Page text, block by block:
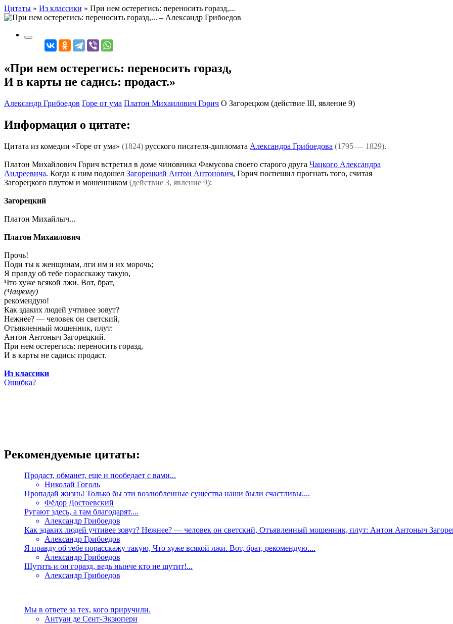
Цитаты » Из классики » При нем остерегись: переносить горазд,...
«При нем остерегись: переносить горазд,
И в карты не садись: продаст.»
Александр Грибоедов Горе от ума Платон Михаилович Горич О Загорецком (действие III, явление 9)
Информация о цитате:
Цитата из комедии «Горе от ума» (1824) русского писателя-дипломата Александра Грибоедова (1795 — 1829).
Платон Михайлович Горич встретил в доме чиновника Фамусова своего старого друга Чацкого Александра
Андреевича. Когда к ним подошел Загорецкий Антон Антонович, Горич поспешил прогнать того, считая
Загорецкого плутом и мошенником (действие 3, явление 9):
Загорецкий
Платон Михайлыч...
Платон Михаилович
Прочь!
Поди ты к женщинам, лги им и их морочь;
Я правду об тебе порасскажу такую,
Что хуже всякой лжи. Вот, брат,
(Чацкому)
рекомендую!
Как эдаких людей учтивее зовут?
Нежнее? — человек он светский,
Отъявленный мошенник, плут:
Антон Антоныч Загорецкий.
При нем остерегись: переносить горазд,
И в карты не садись: продаст.
Из классики
Ошибка?
Рекомендуемые цитаты:
Продаст, обманет, еще и пообедает с вами...
Николай Гоголь
Пропадай жизнь! Только бы эти возлюбленные существа наши были счастливы....
Фёдор Достоевский
Ругают здесь, а там благодарят....
Александр Грибоедов
Как эдаких людей учтивее зовут? Нежнее? — человек он светский, Отъявленный мошенник, плут: Антон Антоныч
Александр Грибоедов
Я правду об тебе порасскажу такую, Что хуже всякой лжи. Вот, брат, рекомендую....
Александр Грибоедов
Шутить и он горазд, ведь нынче кто не шутит!...
Александр Грибоедов
Мы в ответе за тех, кого приручили.
Антуан де Сент-Экзюпери